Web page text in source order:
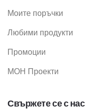
Моите поръчки
Любими продукти
Промоции
МОН Проекти
Свържете се с нас